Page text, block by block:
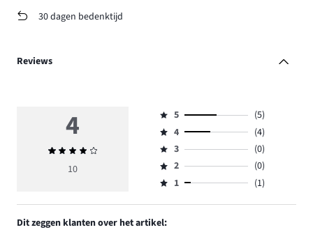
30 dagen bedenktijd
Reviews
4
Gemiddelde
beoordeling
10
Beoordeling
5,
aantal
reviews
5.
5
(5)
Beoordeling
4,
aantal
reviews
4
(4)
Beoordeling
3,
aantal
3
(0)
Beoordeling
2,
0.
2
(0)
Beoordeling
1,
aantal
reviews
1 (1)
Dit zeggen klanten over het artikel: